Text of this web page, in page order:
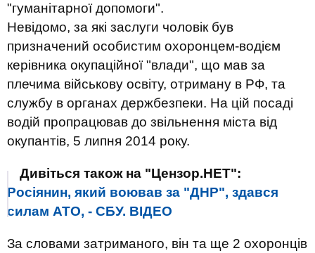
"гуманітарної допомоги".
Невідомо, за які заслуги чоловік був
призначений особистим охоронцем-водієм
керівника окупаційної "влади", що мав за
плечима військову освіту, отриману в РФ, та
службу в органах держбезпеки. На цій посаді
водій пропрацював до звільнення міста від
окупантів, 5 липня 2014 року.
Дивіться також на "Цензор.НЕТ":
Росіянин, який воював за "ДНР", здався
силам АТО, - СБУ. ВІДЕО
За словами затриманого, він та ще 2 охоронців